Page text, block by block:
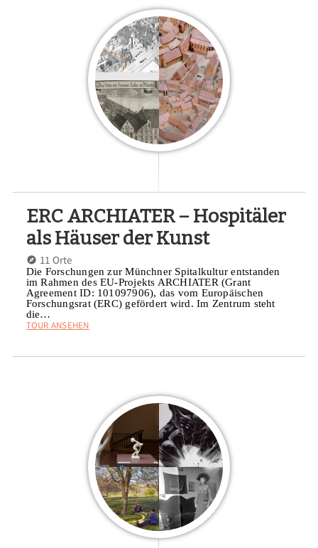
ERC ARCHIATER – Hospitäler
als Häuser der Kunst
11 Orte
Die Forschungen zur Münchner Spitalkultur entstanden
im Rahmen des EU-Projekts ARCHIATER (Grant
Agreement ID: 101097906), das vom Europäischen
Forschungsrat (ERC) gefördert wird. Im Zentrum steht
die…
TOUR ANSEHEN